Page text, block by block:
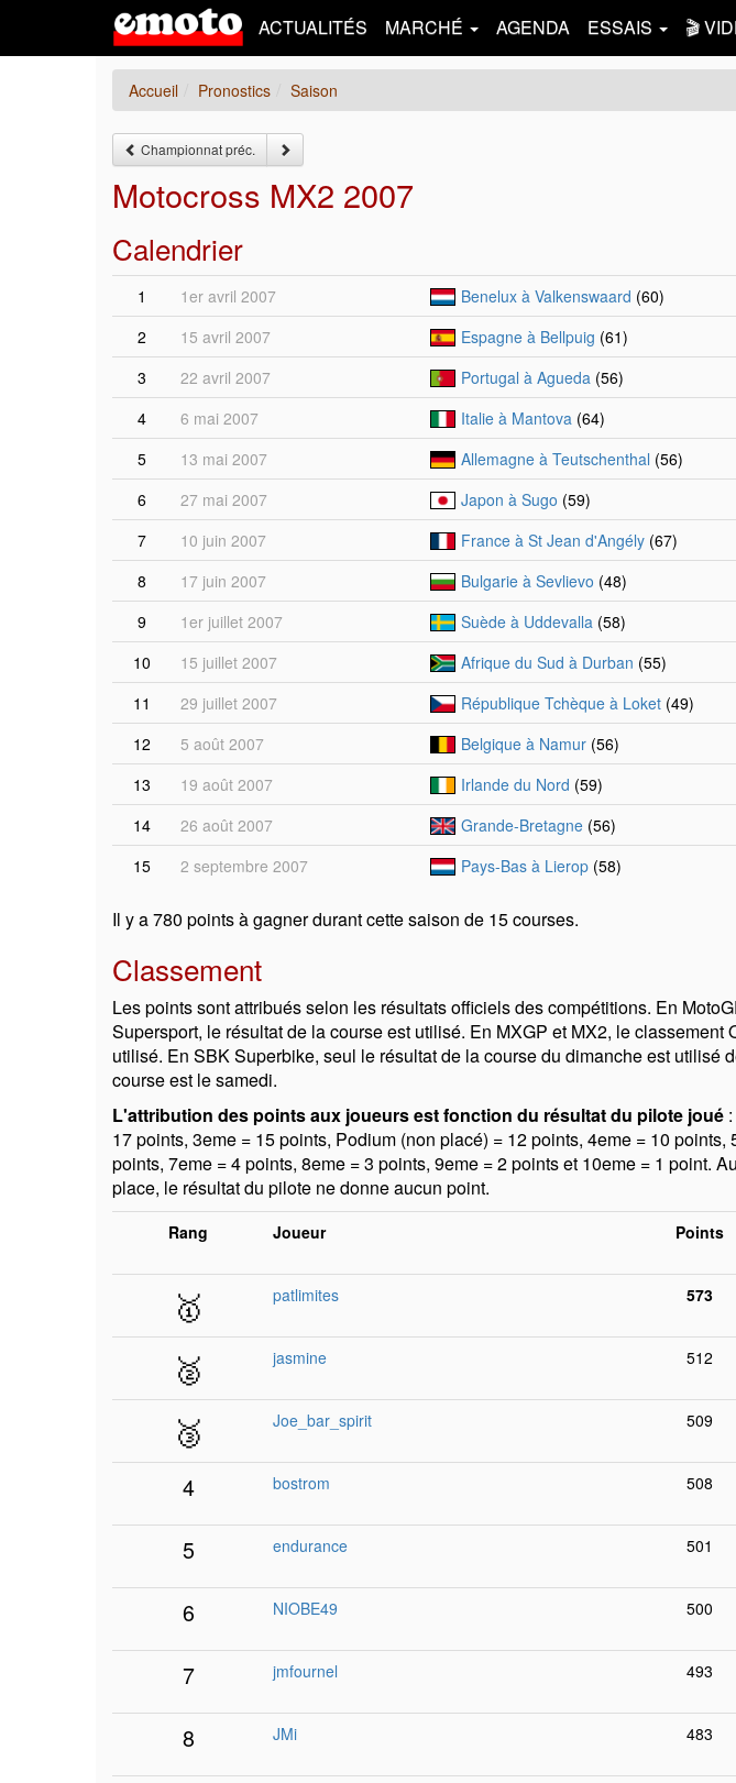
ACTUALITÉS MARCHÉ AGENDA ESSAIS 🎬
Accueil Pronostics Saison
Championnat préc.
Motocross MX2 2007
Calendrier
1 1er avril 2007 Benelux à Valkenswaard (60)
2
15 avril 2007 Espagne à Bellpuig (61)
3
22 avril 2007 Portugal à Agueda (56)
4
6 mai 2007 Italie à Mantova (64)
5
13 mai 2007 Allemagne à Teutschenthal (56)
6
27 mai 2007 Japon à Sugo (59)
7
10 juin 2007 France à St Jean d'Angély (67)
8
17 juin 2007 Bulgarie à Sevlievo (48)
9
1er juillet 2007 Suède à Uddevalla (58)
10
15 juillet 2007 Afrique du Sud à Durban (55)
11
29 juillet 2007 République Tchèque à Loket (49)
12
5 août 2007 Belgique à Namur (56)
13
19 août 2007 Irlande du Nord (59)
14
26 août 2007 Grande-Bretagne (56)
15
2 septembre 2007 Pays-Bas à Lierop (58)
Il y a 780 points à gagner durant cette saison de 15 courses.
Classement
Les points sont attribués selon les résultats officiels des compétitions. En
Supersport, le résultat de la course est utilisé. En MXGP et MX2, le classement
utilisé. En SBK Superbike, seul le résultat de la course du dimanche est utilisé
course est le samedi.
L'attribution des points aux joueurs est fonction du résultat du pilote joué
17 points, 3eme = 15 points, Podium (non placé) = 12 points, 4eme = 10 points,
points, 7eme = 4 points, 8eme = 3 points, 9eme = 2 points et 10eme = 1 point.
place, le résultat du pilote ne donne aucun point.
Rang Joueur Points
🥇 patlimites 573
🥈 jasmine 512
🥉 Joe_bar_spirit 509
4 bostrom 508
5 endurance 501
6 NIOBE49 500
7 jmfournel 493
8 JMi 483